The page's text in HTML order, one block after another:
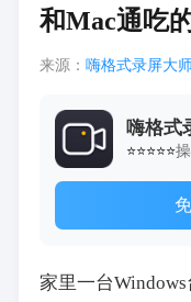
和Mac通吃
来源： 嗨格式录屏大
嗨格式
⭐⭐⭐⭐⭐
家里一台